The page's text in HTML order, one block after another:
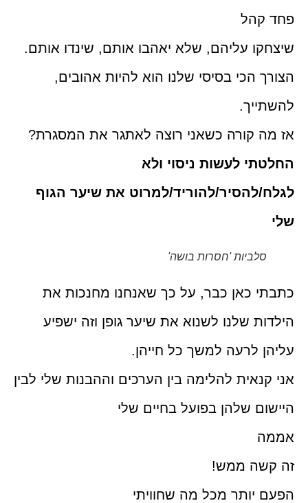
פחד קהל
שיצחקו עליהם, שלא יאהבו אותם, שינדו אותם.
הצורך הכי בסיסי שלנו הוא להיות אהובים,
להשתייך.
אז מה קורה כשאני רוצה לאתגר את המסגרת?
החלטתי לעשות ניסוי ולא
לגלח/להסיר/להוריד/למרוט את שיער הגוף
שלי
סלביות 'חסרות בושה'
כתבתי כאן כבר, על כך שאנחנו מחנכות את
הילדות שלנו לשנוא את שיער גופן וזה ישפיע
עליהן לרעה למשך כל חייהן.
אני קנאית להלימה בין הערכים וההבנות שלי לבין
היישום שלהן בפועל בחיים שלי
אממה
זה קשה ממש!
הפעם יותר מכל מה שחוויתי